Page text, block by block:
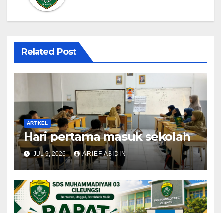
Related Post
ARTIKEL
Hari pertama masuk sekolah
JUL 9, 2026 ARIEF ABIDIN